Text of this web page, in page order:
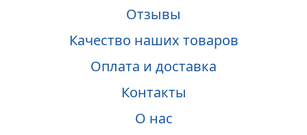
Отзывы
Качество наших товаров
Оплата и доставка
Контакты
О нас